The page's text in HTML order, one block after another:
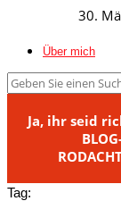
30.
Über mich
Ja, ihr seid
Tag: